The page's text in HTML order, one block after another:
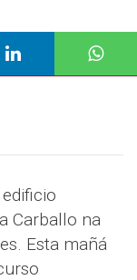
Carballo na
Esta mañá